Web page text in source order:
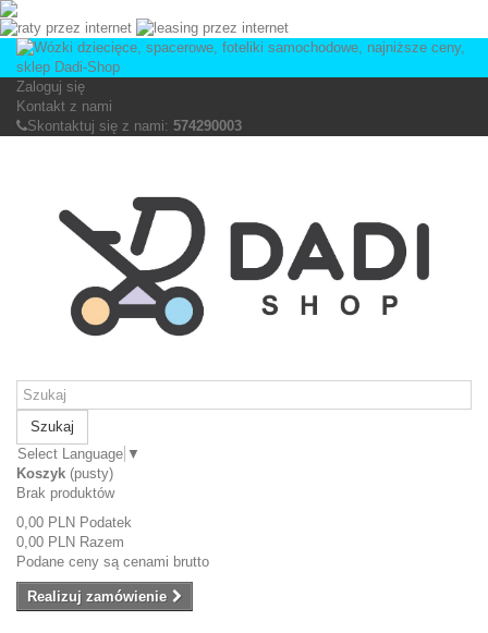
Zaloguj się
Kontakt z nami
Skontaktuj się z nami: 574290003
Szukaj
Select Language ▼
Koszyk (pusty)
Brak produktów
0,00 PLN Podatek
0,00 PLN Razem
Podane ceny są cenami brutto
Realizuj zamówienie